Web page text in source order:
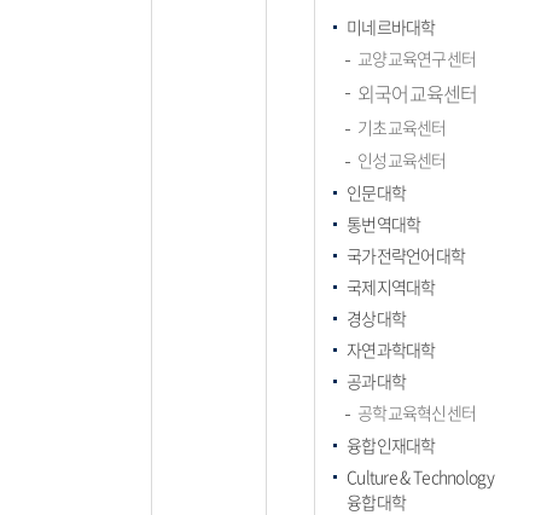
미네르바대학
교양교육연구센터
외국어교육센터
기초교육센터
인성교육센터
인문대학
통번역대학
국가전략언어대학
국제지역대학
경상대학
자연과학대학
공과대학
공학교육혁신센터
융합인재대학
Culture & Technology
융합대학